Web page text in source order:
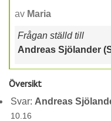
av Maria
Frågan ställd till
Andreas Sjölander
Översikt
Svar: Andreas
10.16